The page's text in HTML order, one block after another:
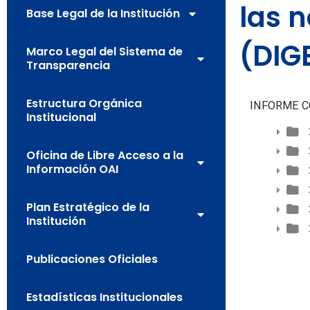
Base Legal de la Institución
Marco Legal del Sistema de
Transparencia
Estructura Orgánica
Institucional
Oficina de Libre Acceso a la
Información OAI
Plan Estratégico de la
Institución
Publicaciones Oficiales
Estadísticas Institucionales
las
INFORME